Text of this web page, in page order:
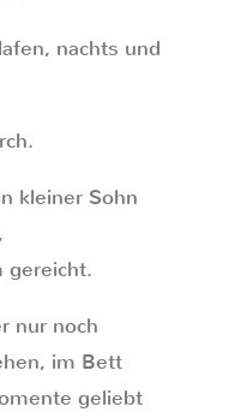
nachts und
kleiner Sohn
gereicht.
nur noch
im Bett
geliebt